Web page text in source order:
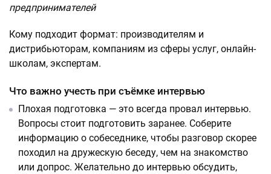
предпринимателей
Кому подходит формат: производителям и
дистрибьюторам, компаниям из сферы услуг, онлайн-
школам, экспертам.
Что важно учесть при съёмке интервью
Плохая подготовка — это всегда провал интервью.
Вопросы стоит подготовить заранее. Соберите
информацию о собеседнике, чтобы разговор скорее
походил на дружескую беседу, чем на знакомство
или допрос. Желательно до интервью обсудить,